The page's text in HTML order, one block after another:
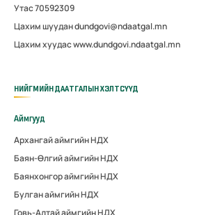
Утас 70592309
Цахим шуудан dundgovi@ndaatgal.mn
Цахим хуудас www.dundgovi.ndaatgal.mn
НИЙГМИЙН ДААТГАЛЫН ХЭЛТСҮҮД
Аймгууд
Архангай аймгийн НДХ
Баян-Өлгий аймгийн НДХ
Баянхонгор аймгийн НДХ
Булган аймгийн НДХ
Говь-Алтай аймгийн НДХ